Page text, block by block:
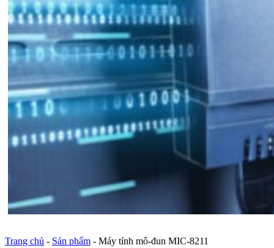
Trang chủ - Sản phẩm - Máy tính mô-đun MIC-8211